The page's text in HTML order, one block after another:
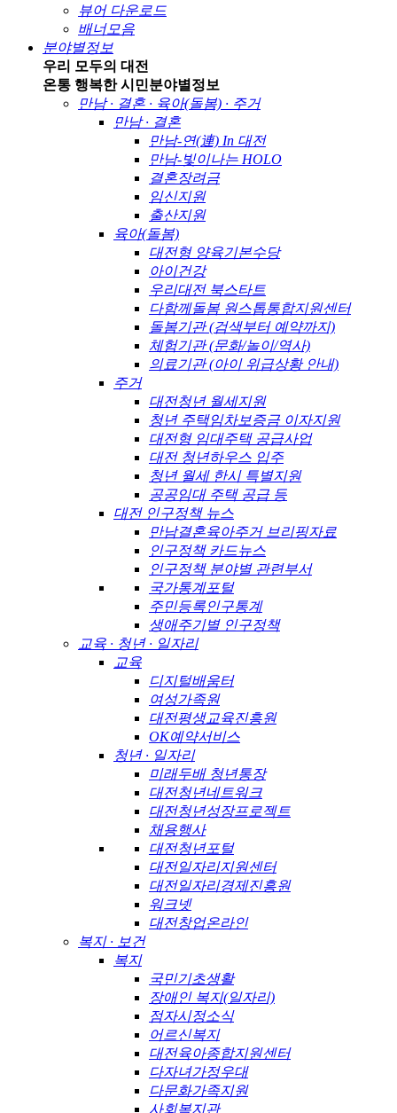
뷰어 다운로드
배너모음
분야별정보
우리 모두의 대전
온통 행복한 시민분야별정보
만남 · 결혼 · 육아(돌봄) · 주거
만남 · 결혼
만남-연(連) In 대전
만남-빛이나는 HOLO
결혼장려금
임신지원
출산지원
육아(돌봄)
대전형 양육기본수당
아이건강
우리대전 북스타트
다함께돌봄 원스톱통합지원센터
돌봄기관 (검색부터 예약까지)
체험기관 (문화/놀이/역사)
의료기관 (아이 위급상황 안내)
주거
대전청년 월세지원
청년 주택임차보증금 이자지원
대전형 임대주택 공급사업
대전 청년하우스 입주
청년 월세 한시 특별지원
공공임대 주택 공급 등
대전 인구정책 뉴스
만남결혼육아주거 브리핑자료
인구정책 카드뉴스
인구정책 분야별 관련부서
국가통계포털
주민등록인구통계
생애주기별 인구정책
교육 · 청년 · 일자리
교육
디지털배움터
여성가족원
대전평생교육진흥원
OK예약서비스
청년 · 일자리
미래두배 청년통장
대전청년네트워크
대전청년성장프로젝트
채용행사
대전청년포털
대전일자리지원센터
대전일자리경제진흥원
워크넷
대전창업온라인
복지 · 보건
복지
국민기초생활
장애인 복지(일자리)
점자시정소식
어르신복지
대전육아종합지원센터
다자녀가정우대
다문화가족지원
사회복지관